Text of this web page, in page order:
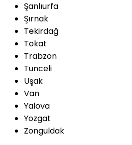
Şanlıurfa
Şırnak
Tekirdağ
Tokat
Trabzon
Tunceli
Uşak
Van
Yalova
Yozgat
Zonguldak